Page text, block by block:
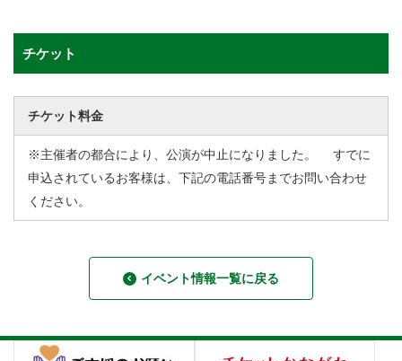
チケット
チケット料金
※主催者の都合により、公演が中止になりました。 すでに
申込されているお客様は、下記の電話番号までお問い合わせ
ください。
イベント情報一覧に戻る